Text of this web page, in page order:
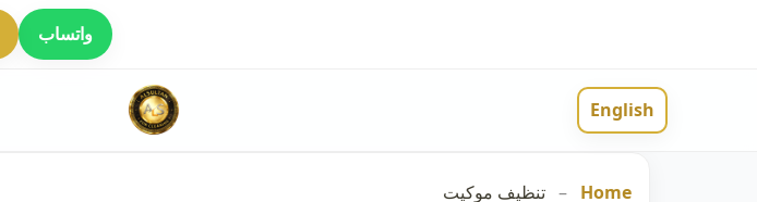
واتساب
English
Home
– تنظيف موكيت